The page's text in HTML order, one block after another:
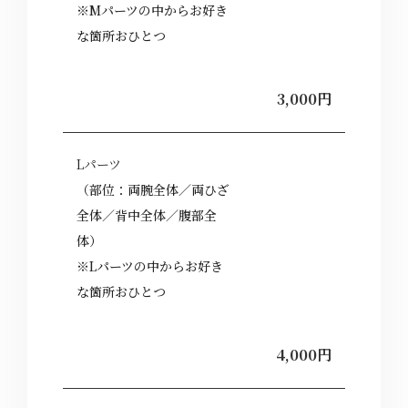
※Mパーツの中からお好き
な箇所おひとつ
3,000円
Lパーツ
（部位：両腕全体／両ひざ
全体／背中全体／腹部全
体）
※Lパーツの中からお好き
な箇所おひとつ
4,000円